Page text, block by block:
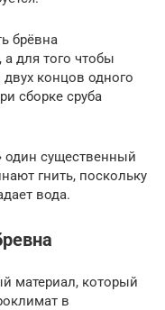
брёвна
для того чтобы
концов одного
сборке сруба
один существенный
гнить, поскольку
вода.
материал, который
в